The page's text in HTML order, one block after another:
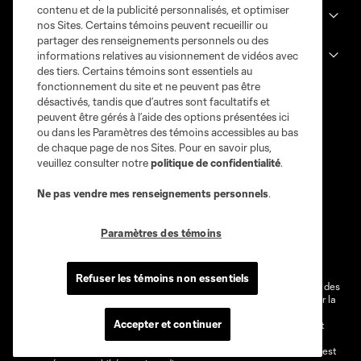
Club
Legal
Conditions d'utilisation
Politique de confidentialité
Paramètres des témoins
@2026 MLS. Le nom et l'écusson Major League Soccer et MLS sont des
marques déposées de Major League Soccer, LLC (“MLS”) protégés par la
loi. Les noms et les logos des différentes équipes de MLS sont des
marques déposées ou des marques de droit commun de MLS ou sont
utilisées avec l’autorisation ou l'accord tacite préalable de leurs
propriétaires. Toute l’utilisation de leurs noms et logos non-autorisée est
contenu et de la publicité personnalisés, et optimiser
nos Sites. Certains témoins peuvent recueillir ou
partager des renseignements personnels ou des
informations relatives au visionnement de vidéos avec
des tiers. Certains témoins sont essentiels au
fonctionnement du site et ne peuvent pas être
désactivés, tandis que d’autres sont facultatifs et
peuvent être gérés à l’aide des options présentées ici
ou dans les Paramètres des témoins accessibles au bas
de chaque page de nos Sites. Pour en savoir plus,
veuillez consulter notrepolitique de confidentialité.
Ne pas vendre mes renseignements personnels.
Paramètres des témoins
Refuser les témoins non essentiels
Accepter et continuer